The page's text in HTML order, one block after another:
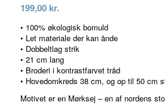
199,00 kr.
• 100% økologisk bomuld
• Let materiale der kan ånde
• Dobbeltlag strik
• 21 cm lang
• Broderi i kontrastfarvet tråd
• Hovedomkreds 38 cm, og op til 50 cm
Motivet er en Mørksej – en af nordens